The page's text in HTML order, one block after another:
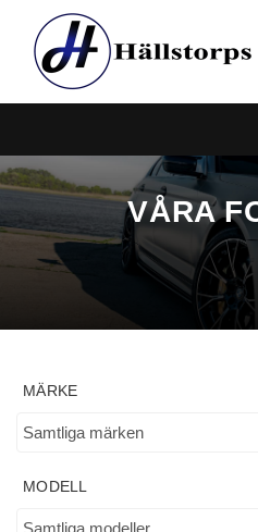
VÅRA
MÄRKE
MODELL